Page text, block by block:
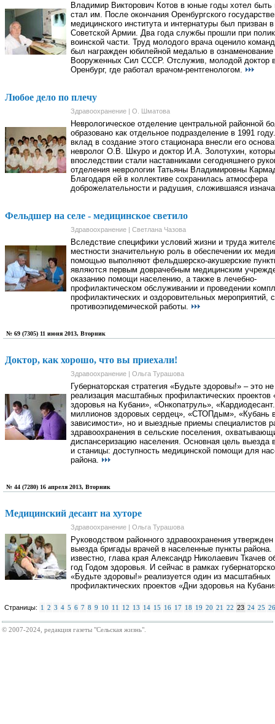
Владимир Викторович Котов в юные годы хотел быть
стал им. После окончания Оренбургского
медицинского института и интернатуры был призван
Советской Армии. Два года службы прошли при
воинской части. Труд молодого врача оценило
был награжден юбилейной медалью в ознаменование
Вооруженных Сил СССР. Отслужив, молодой доктор
Оренбург, где работал врачом-рентгенологом.
Любое дело по плечу
Здравоохранение | О. Шматова
Неврологическое отделение центральной районной
образовано как отдельное подразделение в 1991
вклад в создание этого стационара внесли его
невролог О.В. Шкуро и доктор И.А. Золотухин,
впоследствии стали наставниками сегодняшнего
отделения неврологии Татьяны Владимировны
Благодаря ей в коллективе сохранилась атмосфера
доброжелательности и радушия, сложившаяся
Фельдшер на селе - медицинское светило
Здравоохранение | Светлана Чазова
Вследствие специфики условий жизни и труда
местности значительную роль в обеспечении их
помощью выполняют фельдшерско-акушерские
являются первым доврачебным медицинским
оказанию помощи населению, а также в лечебно-
профилактическом обслуживании и проведении
профилактических и оздоровительных мероприятий,
противоэпидемической работы.
№ 69 (7305) 11 июня 2013, Вторник
Доктор, как хорошо, что вы приехали!
Здравоохранение | Ольга Турашова
Губернаторская стратегия «Будьте здоровы!» – это
реализация масштабных профилактических проектов
здоровья на Кубани», «Онкопатруль»,
миллионов здоровых сердец», «СТОПдым», «Кубань
зависимости», но и выездные приемы специалистов
здравоохранения в сельские поселения,
диспансеризацию населения. Основная цель выезда
и станицы: доступность медицинской помощи для
района.
№ 44 (7280) 16 апреля 2013, Вторник
Медицинский десант на хуторе
Здравоохранение | Ольга Турашова
Руководством районного здравоохранения
выезда бригады врачей в населенные пункты района.
известно, глава края Александр Николаевич Ткачев
год Годом здоровья. И сейчас в рамках
«Будьте здоровы!» реализуется один из масштабных
профилактических проектов «Дни здоровья на
Страницы: 1 2 3 4 5 6 7 8 9 10 11 12 13 14 15 16 17 18 19 20 21 22 23 24 25 26
© 2007-2024, редакция газеты "Сельская жизнь".